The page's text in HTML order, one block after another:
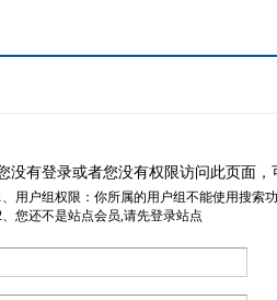
没有登录或者您没有权限访问此页面
、用户组权限：你所属的用户组不能使用搜索
、您还不是站点会员,请先登录站点